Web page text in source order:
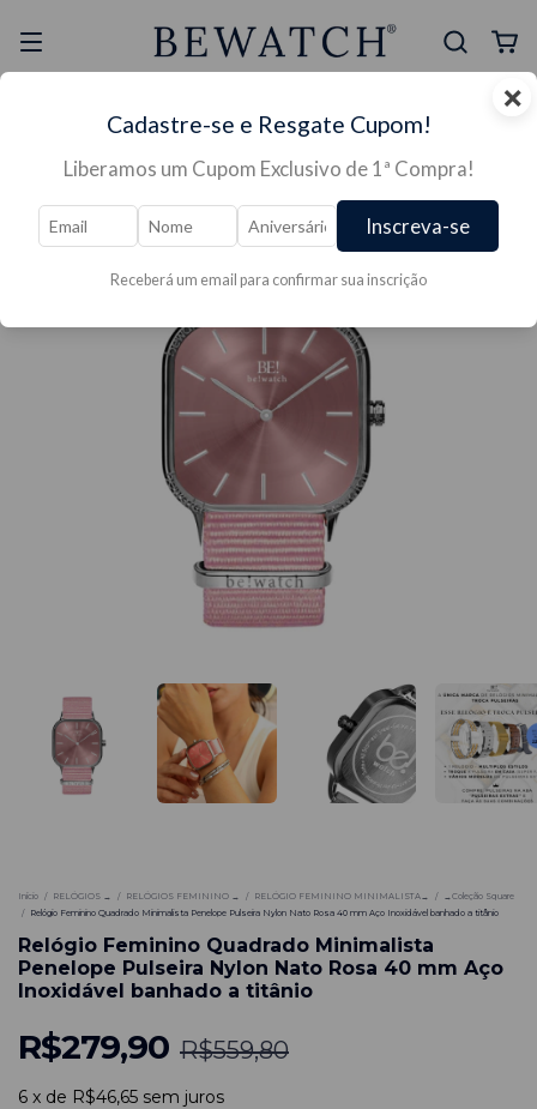
Mais Segura Lojas Físicas
Início / RELÓGIOS → / RELÓGIOS FEMININO → / RELÓGIO FEMININO MINIMALISTA→ /
→Coleção Square
/
Relógio Feminino Quadrado Minimalista Penelope Pulseira Nylon Nato Rosa 40 mm Aço Inoxidável banhado a titânio
Relógio Feminino Quadrado Minimalista
Penelope Pulseira Nylon Nato Rosa 40 mm Aço
Inoxidável banhado a titânio
R$279,90 R$559,80
6 x de R$46,65 sem juros
×
Cadastre-se e Resgate Cupom!
Liberamos um Cupom Exclusivo de 1ª Compra!
Inscreva-se
Receberá um email para confirmar sua inscrição